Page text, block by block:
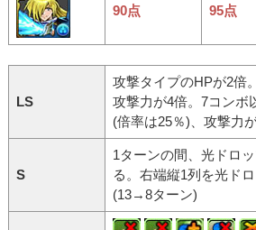
90点 95点
LS
攻撃タイプのHPが2倍
攻撃力が4倍。7コンボ
(倍率は25％)、攻撃力が
S
1ターンの間、光ドロ
る。右端縦1列を光ドロ
(13→8ターン)